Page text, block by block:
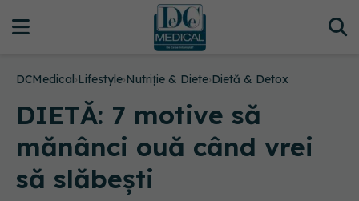
DCMedical›Lifestyle›Nutriție & Diete›Dietă & Detox
DIETĂ: 7 motive să
mănânci ouă când vrei
să slăbești